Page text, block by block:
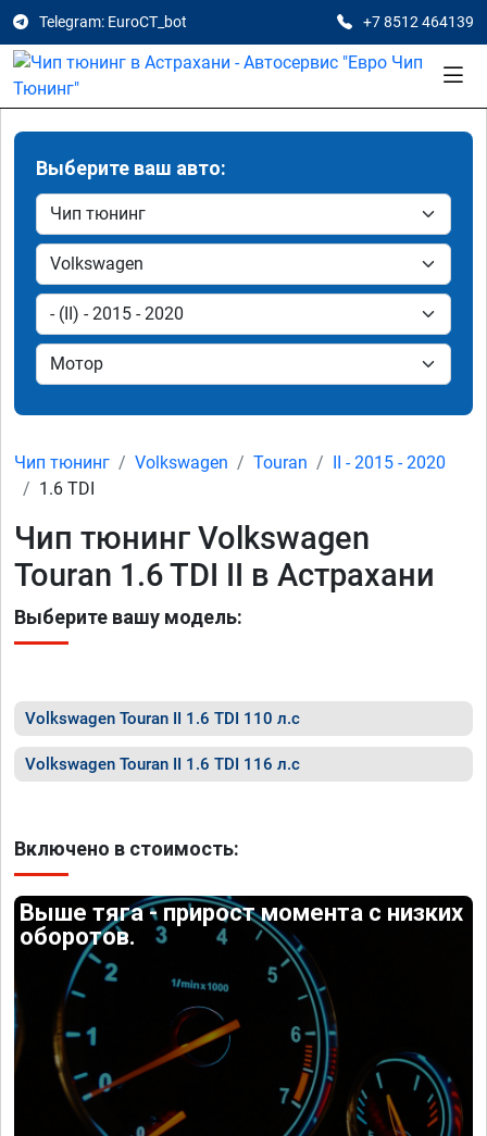
Telegram: EuroCT_bot +7 8512 464139
Выберите ваш авто:
Чип тюнинг Volkswagen Touran
II - 2015 - 2020
1.6 TDI
Чип тюнинг Volkswagen
Touran 1.6 TDI II в Астрахани
Выберите вашу модель:
Volkswagen Touran II 1.6 TDI 110 л.с
Volkswagen Touran II 1.6 TDI 116 л.с
Включено в стоимость:
Выше тяга - прирост момента с низких
оборотов.